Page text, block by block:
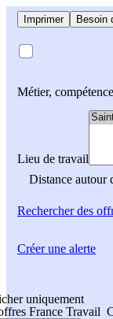
Imprimer Besoin
Métier,
Lieu de travail
Distance autour
Rechercherdes
uniquement
France Travail
Créer une alerte